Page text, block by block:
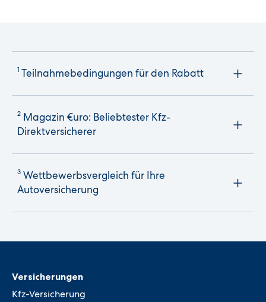
1 Teilnahmebedingungen für den Rabatt
2 Magazin €uro: Beliebtester Kfz-
Direktversicherer
3 Wettbewerbsvergleich für Ihre
Autoversicherung
Versicherungen
Kfz-Versicherung